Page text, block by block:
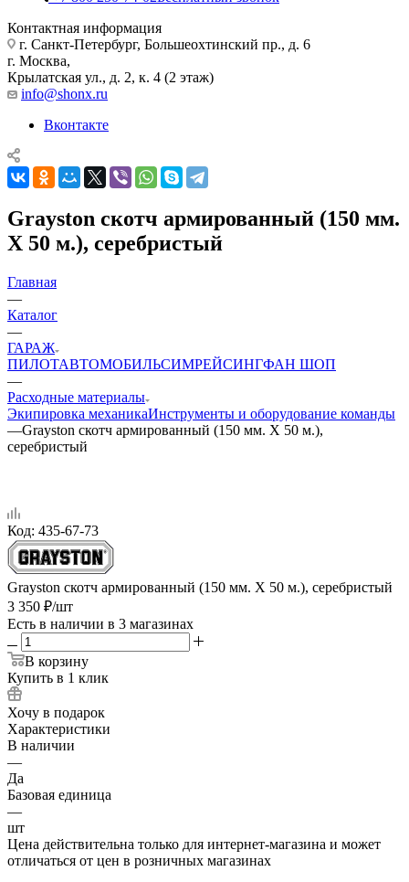
Контактная информация
г. Санкт-Петербург, Большеохтинский пр., д. 6
г. Москва,
Крылатская ул., д. 2, к. 4 (2 этаж)
info@shonx.ru
Вконтакте
Grayston скотч армированный (150 мм.
Х 50 м.), серебристый
Главная
—
Каталог
—
ГАРАЖ
ПИЛОТАВТОМОБИЛЬСИМРЕЙСИНГФАН ШОП
—
Расходные материалы
Экипировка механикаИнструменты и оборудование команды
—Grayston скотч армированный (150 мм. Х 50 м.),
серебристый
Код: 435-67-73
Grayston скотч армированный (150 мм. Х 50 м.), серебристый
3 350 ₽/шт
Есть в наличии в 3 магазинах
В корзину
Купить в 1 клик
Хочу в подарок
Характеристики
В наличии
—
Да
Базовая единица
—
шт
Цена действительна только для интернет-магазина и может
отличаться от цен в розничных магазинах